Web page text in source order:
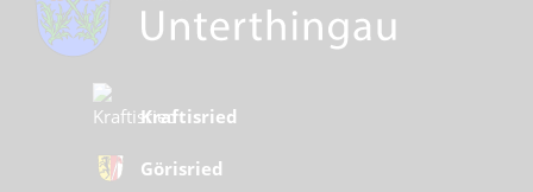
Kraftisried
Görisried